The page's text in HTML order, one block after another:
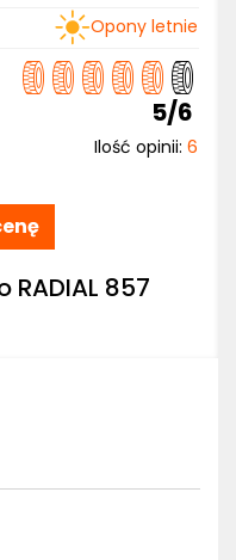
Opony letnie
5/6
Ilość opinii: 6
RADIAL 857